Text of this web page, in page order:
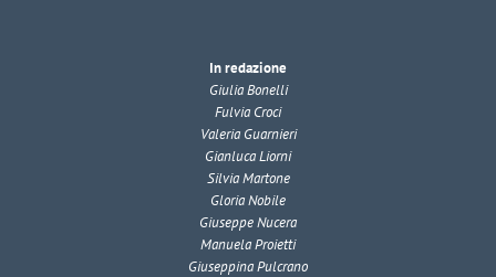
In redazione
Giulia Bonelli
Fulvia Croci
Valeria Guarnieri
Gianluca Liorni
Silvia Martone
Gloria Nobile
Giuseppe Nucera
Manuela Proietti
Giuseppina Pulcrano